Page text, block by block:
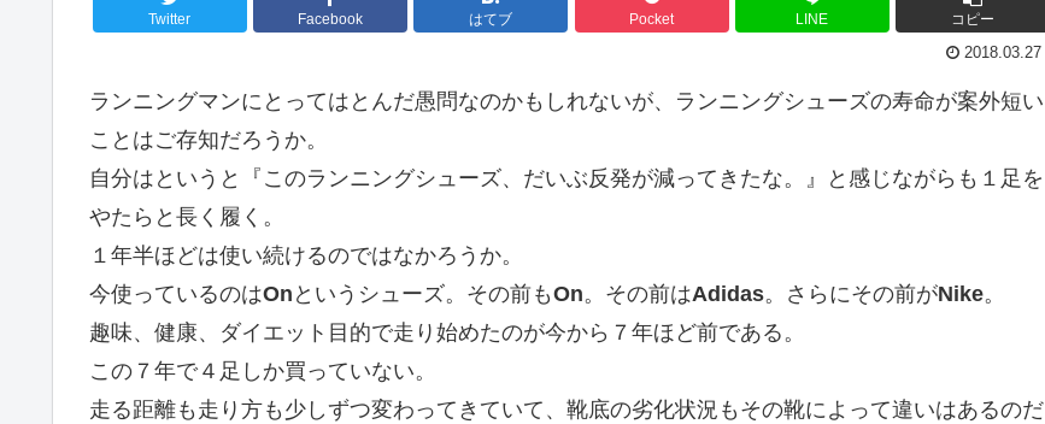
Twitter Facebook はてブ Pocket LINE コピー
2018.03.27
ランニングマンにとってはとんだ愚問なのかもしれないが、ランニングシューズの寿命が案外短い
ことはご存知だろうか。
自分はというと『このランニングシューズ、だいぶ反発が減ってきたな。』と感じながらも１足を
やたらと長く履く。
１年半ほどは使い続けるのではなかろうか。
今使っているのはOn というシューズ。その前もOn。その前はAdidas。さらにその前がNike。
趣味、健康、ダイエット目的で走り始めたのが今から７年ほど前である。
この７年で４足しか買っていない。
走る距離も走り方も少しずつ変わってきていて、靴底の劣化状況もその靴によって違いはあるのだ